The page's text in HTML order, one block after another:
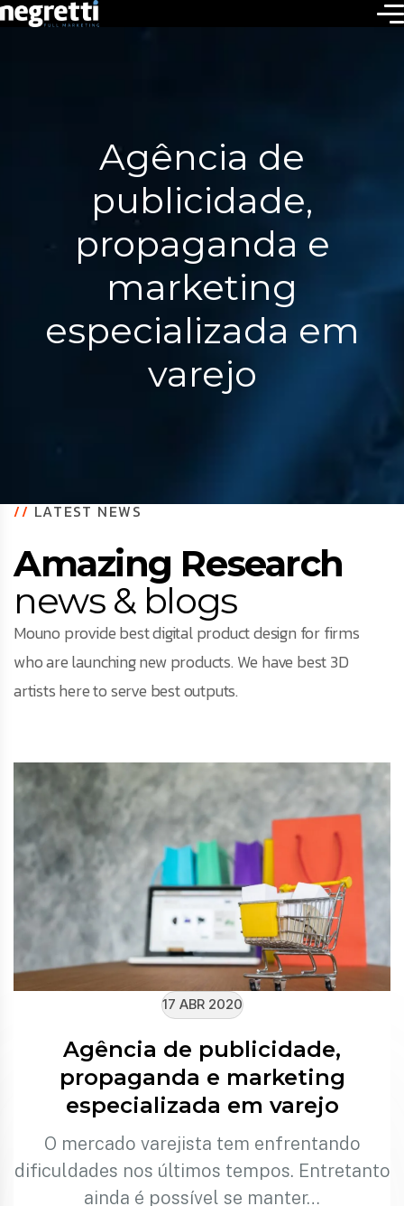
Agência de
publicidade,
propaganda e
marketing
especializada em
varejo
//LATEST NEWS
Amazing Research
news & blogs
Mouno provide best digital product design for firms
who are launching new products. We have best 3D
artists here to serve best outputs.
17 ABR 2020
Agência de publicidade,
propaganda e marketing
especializada em varejo
O mercado varejista tem enfrentando
dificuldades nos últimos tempos. Entretanto
ainda é possível se manter…